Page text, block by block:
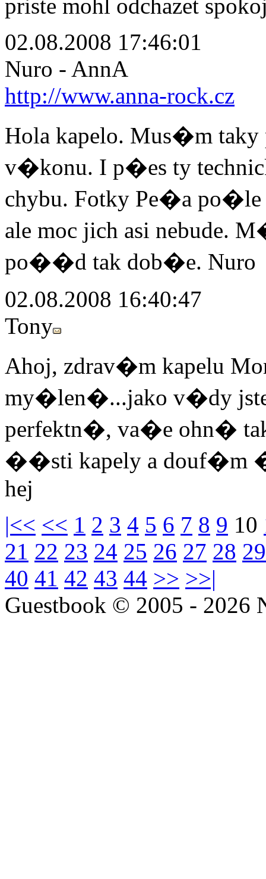
priste mohl odchazet
02.08.2008 17:46:01
Nuro - AnnA
http://www.anna-rock.cz
Hola kapelo. Mus�m
v�konu. I p�es ty
chybu. Fotky Pe�a
ale moc jich asi nebude.
po��d tak dob�e. Nuro
02.08.2008 16:40:47
Tony
Ahoj, zdrav�m kapelu
my�len�...jako v�dy
perfektn�, va�e ohn�
��sti kapely a douf�m
hej
|<< << 1 2 3 4 5 6 7 8 9 10
21 22 23 24 25 26 27 28 29
40 41 42 43 44 >> >>|
Guestbook © 2005 - 2026